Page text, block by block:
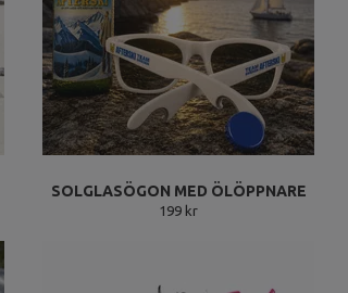
SOLGLASÖGON MED ÖLÖPPNARE
199 kr